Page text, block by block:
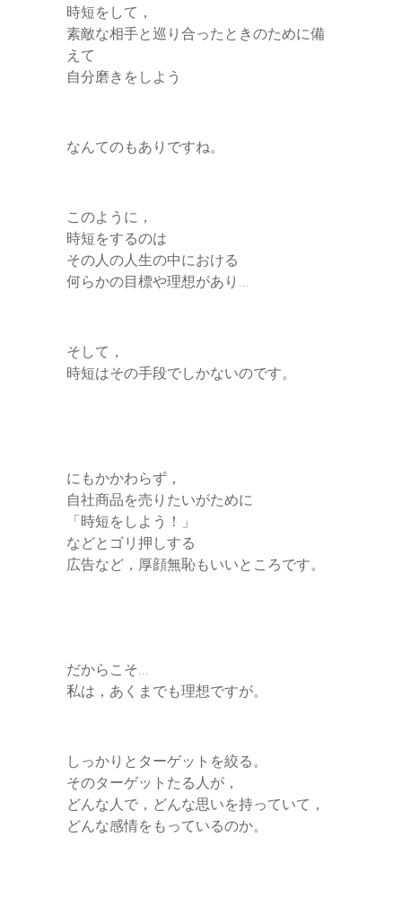
時短をして，
素敵な相手と巡り合ったときのために備
えて
自分磨きをしよう
なんてのもありですね。
このように，
時短をするのは
その人の人生の中における
何らかの目標や理想があり…
そして，
時短はその手段でしかないのです。
にもかかわらず，
自社商品を売りたいがために
「時短をしよう！」
などとゴリ押しする
広告など，厚顔無恥もいいところです。
だからこそ…
私は，あくまでも理想ですが。
しっかりとターゲットを絞る。
そのターゲットたる人が，
どんな人で，どんな思いを持っていて，
どんな感情をもっているのか。